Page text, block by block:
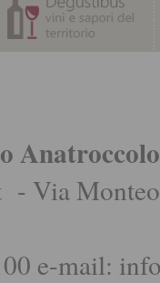
Via
e-mail: